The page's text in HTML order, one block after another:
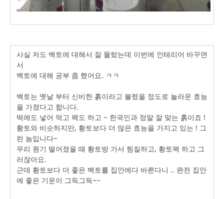
사실 저도 백토에 대해서 잘 몰랐는데 이번에 인테리어 바꾸면
서
백토에 대해 공부 좀 했어요. ㅋㅋ
백토는 옛날 부터 신비한 흙이라고 불렸을 정도로 놀라운 효능
을 가졌다고 합니다.
떡에도 넣어 먹고 팩도 하고 ~ 한국인과 정말 잘 맞는 흙이죠 !
황토와 비슷하지만, 황토보다 더 많은 효능을 가지고 있는 ! 그
런 놈입니다~
우리 원기 떨어졌을 때 황토방 가서 찜질하고, 황토팩 하고 그
러잖아요.
근데 황토보다 더 좋은 백토를 집안에다 바른다니 .. 완전 집안
에 좋은 기운이 그득그득~~